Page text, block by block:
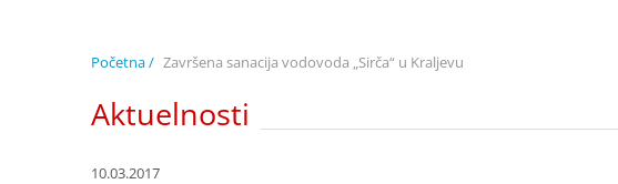
Početna / Završena sanacija vodovoda „Sirča“ u Kraljevu
Aktuelnosti
10.03.2017